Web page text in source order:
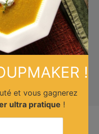
!
et vous gagnerez
ultra pratique !